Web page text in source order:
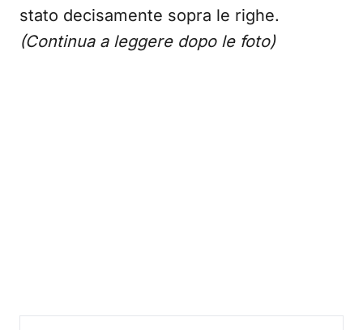
stato decisamente sopra le righe.
(Continua a leggere dopo le foto)